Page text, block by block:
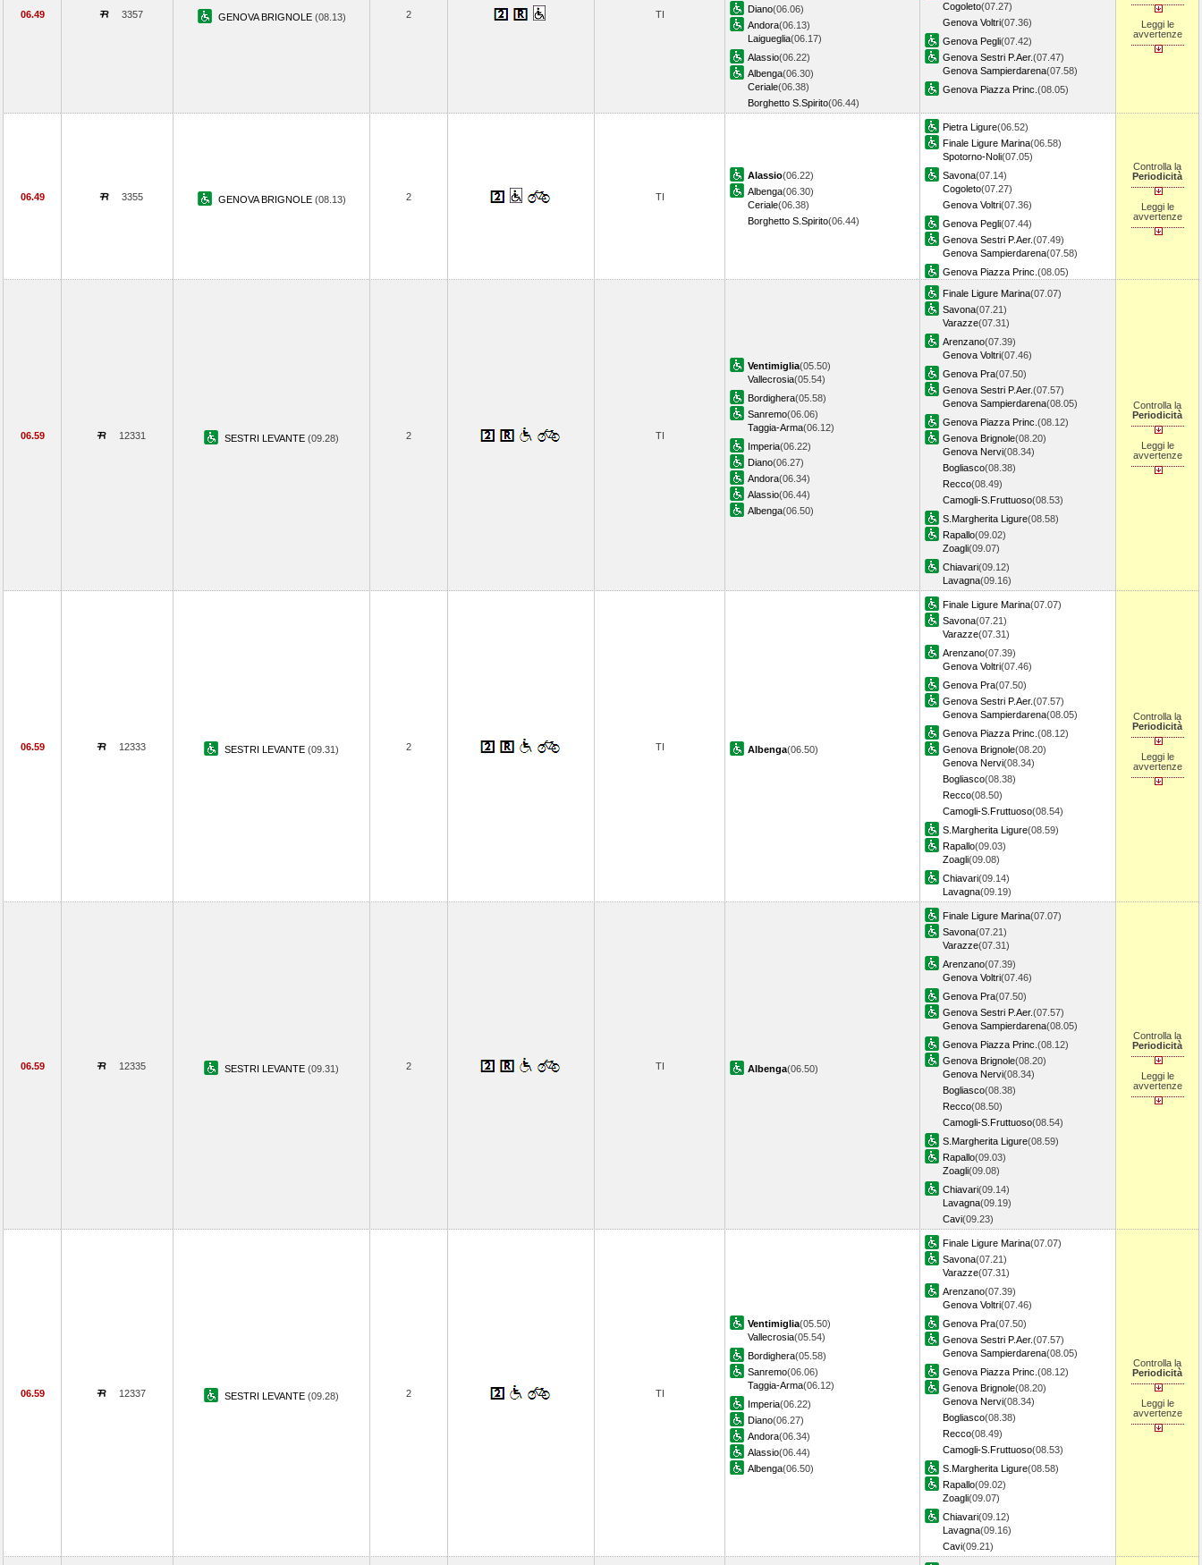
06.49 3357 GENOVA BRIGNOLE (08.13) 2 TI
Diano(06.06)
Andora(06.13)
Laigueglia(06.17)
Alassio(06.22)
Albenga(06.30)
Ceriale(06.38)
Borghetto S.Spirito(06.44)
Cogoleto(07.27)
Genova Voltri(07.36)
Genova Pegli(07.42)
Genova Sestri P.Aer.(07.47)
Genova Sampierdarena(07.58)
Genova Piazza Princ. (08.05)
Leggi le
avvertenze
06.49 3355 GENOVA BRIGNOLE (08.13) 2 TI
Alassio(06.22)
Albenga(06.30)
Ceriale(06.38)
Borghetto S.Spirito(06.44)
Pietra Ligure(06.52)
Finale Ligure Marina(06.58)
Spotorno-Noli(07.05)
Savona(07.14)
Cogoleto(07.27)
Genova Voltri(07.36)
Genova Pegli(07.44)
Genova Sestri P.Aer.(07.49)
Genova Sampierdarena(07.58)
Genova Piazza Princ. (08.05)
Controlla la
Periodicità
Leggi le
avvertenze
06.59 12331 SESTRI LEVANTE (09.28) 2 TI
Ventimiglia(05.50)
Vallecrosia(05.54)
Bordighera(05.58)
Sanremo(06.06)
Taggia-Arma(06.12)
Imperia(06.22)
Diano(06.27)
Andora(06.34)
Alassio(06.44)
Albenga(06.50)
Finale Ligure Marina(07.07)
Savona(07.21)
Varazze(07.31)
Arenzano(07.39)
Genova Voltri(07.46)
Genova Pra(07.50)
Genova Sestri P.Aer.(07.57)
Genova Sampierdarena(08.05)
Genova Piazza Princ. (08.12)
Genova Brignole(08.20)
Genova Nervi(08.34)
Bogliasco(08.38)
Recco(08.49)
Camogli-S.Fruttuoso(08.53)
S.Margherita Ligure(08.58)
Rapallo(09.02)
Zoagli(09.07)
Chiavari(09.12)
Lavagna(09.16)
Controlla la
Periodicità
Leggi le
avvertenze
06.59 12333 SESTRI LEVANTE (09.31) 2 TI Albenga(06.50)
Finale Ligure Marina(07.07)
Savona(07.21)
Varazze(07.31)
Arenzano(07.39)
Genova Voltri(07.46)
Genova Pra(07.50)
Genova Sestri P.Aer.(07.57)
Genova Sampierdarena(08.05)
Genova Piazza Princ. (08.12)
Genova Brignole(08.20)
Genova Nervi(08.34)
Bogliasco(08.38)
Recco(08.50)
Camogli-S.Fruttuoso(08.54)
S.Margherita Ligure(08.59)
Rapallo(09.03)
Zoagli(09.08)
Chiavari(09.14)
Lavagna(09.19)
Controlla la
Periodicità
Leggi le
avvertenze
06.59 12335 SESTRI LEVANTE (09.31) 2 TI Albenga(06.50)
Finale Ligure Marina(07.07)
Savona(07.21)
Varazze(07.31)
Arenzano(07.39)
Genova Voltri(07.46)
Genova Pra(07.50)
Genova Sestri P.Aer.(07.57)
Genova Sampierdarena(08.05)
Genova Piazza Princ. (08.12)
Genova Brignole(08.20)
Genova Nervi(08.34)
Bogliasco(08.38)
Recco(08.50)
Camogli-S.Fruttuoso(08.54)
S.Margherita Ligure(08.59)
Rapallo(09.03)
Zoagli(09.08)
Chiavari(09.14)
Lavagna(09.19)
Cavi(09.23)
Controlla la
Periodicità
Leggi le
avvertenze
06.59 12337 SESTRI LEVANTE (09.28) 2 TI
Ventimiglia(05.50)
Vallecrosia(05.54)
Bordighera(05.58)
Sanremo(06.06)
Taggia-Arma(06.12)
Imperia(06.22)
Diano(06.27)
Andora(06.34)
Alassio(06.44)
Albenga(06.50)
Finale Ligure Marina(07.07)
Savona(07.21)
Varazze(07.31)
Arenzano(07.39)
Genova Voltri(07.46)
Genova Pra(07.50)
Genova Sestri P.Aer.(07.57)
Genova Sampierdarena(08.05)
Genova Piazza Princ. (08.12)
Genova Brignole(08.20)
Genova Nervi(08.34)
Bogliasco(08.38)
Recco(08.49)
Camogli-S.Fruttuoso(08.53)
S.Margherita Ligure(08.58)
Rapallo(09.02)
Zoagli(09.07)
Chiavari(09.12)
Lavagna(09.16)
Cavi(09.21)
Controlla la
Periodicità
Leggi le
avvertenze